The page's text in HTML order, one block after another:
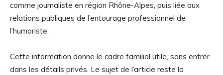
comme journaliste en région Rhône-Alpes, puis liée aux
relations publiques de l’entourage professionnel de
l’humoriste.
Cette information donne le cadre familial utile, sans entrer
dans les détails privés. Le sujet de l’article reste la